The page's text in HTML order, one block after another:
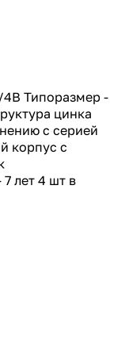
4B Типоразмер -
цинка
с серией
корпус с
лет 4 шт в